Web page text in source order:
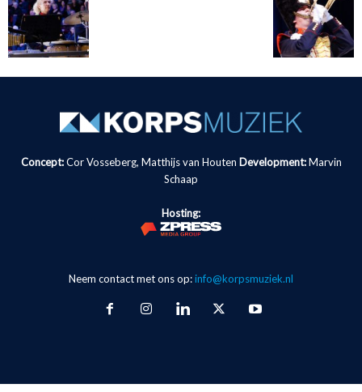
Concept:Cor Vosseberg, Matthijs van Houten Development: Marvin
Schaap
Hosting:
Neem contact met ons op:info@korpsmuziek.nl